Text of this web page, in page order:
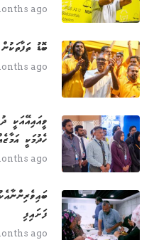
ago
ބޮޑު
ago
ވީއައިއޭއަކީ
ހެދުމަކީ
ago
ފަށައިފި
ago